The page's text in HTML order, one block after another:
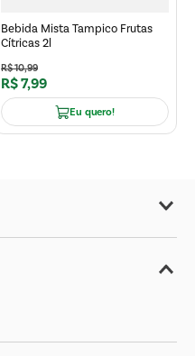
Bebida Mista Tampico Frutas
Cítricas 2l
R$10,99
R$7,99
Eu quero!